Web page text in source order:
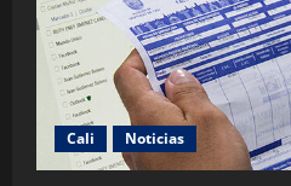
Cali Noticias